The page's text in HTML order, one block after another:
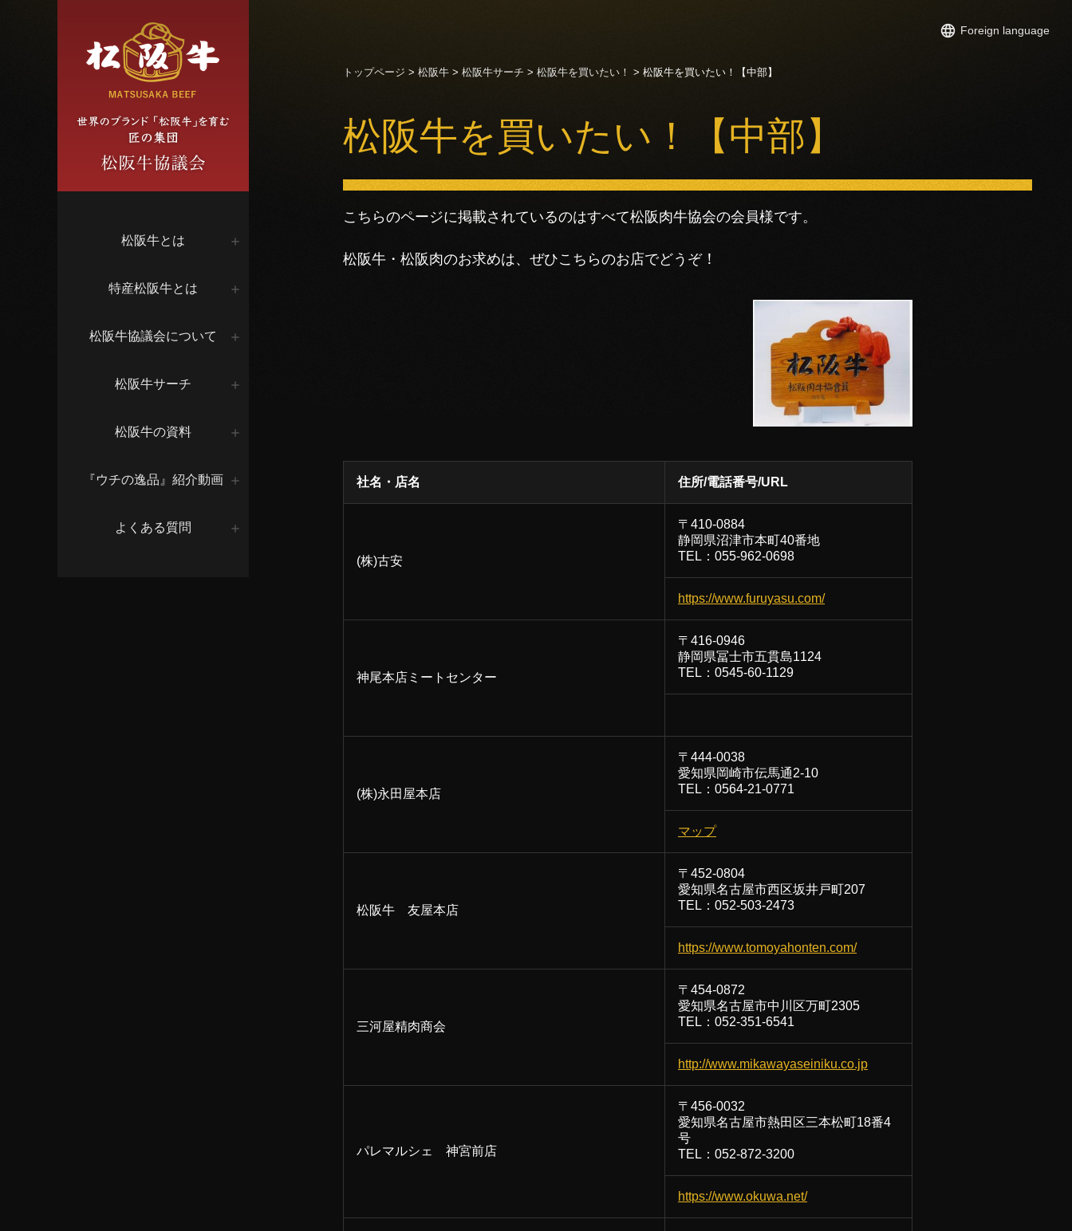
松阪牛とは
特産松阪牛とは
松阪牛協議会について
松阪牛サーチ
松阪牛の資料
『ウチの逸品』紹介動画
よくある質問
Foreign language
トップページ > 松阪牛 > 松阪牛サーチ > 松阪牛を買いたい！ > 松阪牛を買いたい！【中部】
松阪牛を買いたい！【中部】
こちらのページに掲載されているのはすべて松阪肉牛協会の会員様です。
松阪牛・松阪肉のお求めは、ぜひこちらのお店でどうぞ！
社名・店名 住所/電話番号/URL
(株)古安
〒410-0884
静岡県沼津市本町40番地
TEL：055-962-0698
https://www.furuyasu.com/
神尾本店ミートセンター
〒416-0946
静岡県冨士市五貫島1124
TEL：0545-60-1129
(株)永田屋本店
〒444-0038
愛知県岡崎市伝馬通2-10
TEL：0564-21-0771
マップ
松阪牛 友屋本店
〒452-0804
愛知県名古屋市西区坂井戸町207
TEL：052-503-2473
https://www.tomoyahonten.com/
三河屋精肉商会
〒454-0872
愛知県名古屋市中川区万町2305
TEL：052-351-6541
http://www.mikawayaseiniku.co.jp
パレマルシェ 神宮前店
〒456-0032
愛知県名古屋市熱田区三本松町18番4
号
TEL：052-872-3200
https://www.okuwa.net/